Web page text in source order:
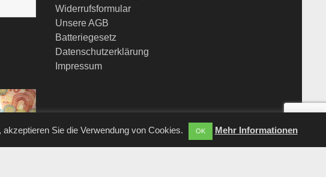
Widerrufsformular
Unsere AGB
Batteriegesetz
Datenschutzerklärung
Impressum
Sie die Verwendung von Cookies. OK Mehr Informationen